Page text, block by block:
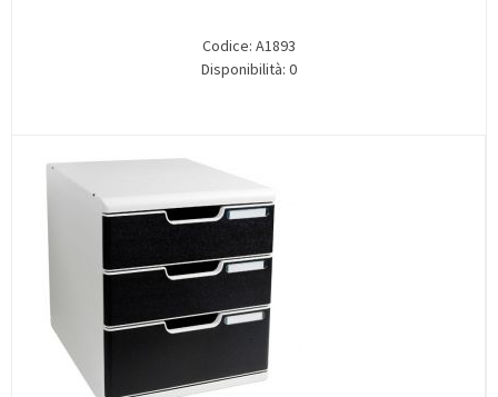
Codice: A1893
Disponibilità: 0